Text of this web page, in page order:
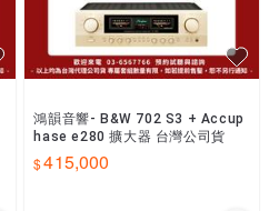
鴻韻音響- B&W 702 S3 + Accup
hase e280 擴大器 台灣公司貨
415,000